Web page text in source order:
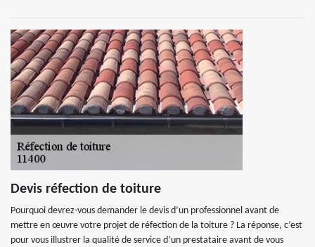
Devis réfection de toiture
Pourquoi devrez-vous demander le devis d’un professionnel avant de
mettre en œuvre votre projet de réfection de la toiture ? La réponse, c’est
pour vous illustrer la qualité de service d’un prestataire avant de vous